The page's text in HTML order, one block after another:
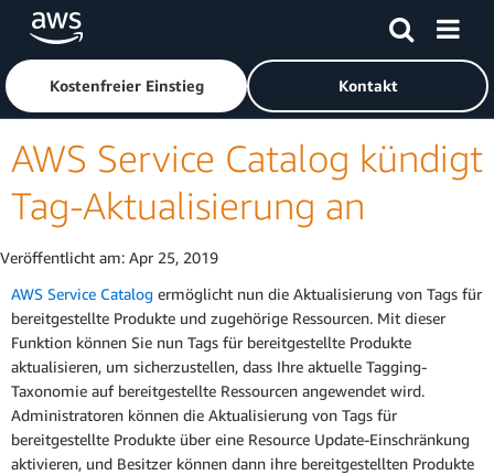
Überspringen zum Hauptinhalt
Klicken Sie hier, um zur Amazon Web Services-Startseite
Kostenfreier Einstieg Kontakt
AWS Service Catalog kündigt
Tag-Aktualisierung an
Veröffentlicht am: Apr 25, 2019
AWS Service Catalog ermöglicht nun die Aktualisierung von Tags für
bereitgestellte Produkte und zugehörige Ressourcen. Mit dieser
Funktion können Sie nun Tags für bereitgestellte Produkte
aktualisieren, um sicherzustellen, dass Ihre aktuelle Tagging-
Taxonomie auf bereitgestellte Ressourcen angewendet wird.
Administratoren können die Aktualisierung von Tags für
bereitgestellte Produkte über eine Resource Update-Einschränkung
aktivieren, und Besitzer können dann ihre bereitgestellten Produkte